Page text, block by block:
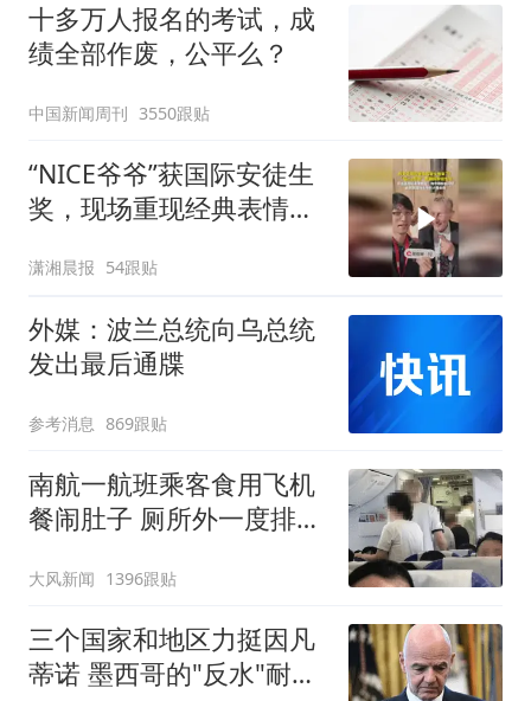
十多万人报名的考试，成
绩全部作废，公平么？
中国新闻周刊 3550跟贴
“NICE爷爷”获国际安徒生
奖，现场重现经典表情
潇湘晨报 54跟贴
外媒：波兰总统向乌总统
发出最后通牒
参考消息 869跟贴
南航一航班乘客食用飞机
餐闹肚子 厕所外一度排长
大风新闻 1396跟贴
三个国家和地区力挺因凡
蒂诺 墨西哥的"反水"耐人